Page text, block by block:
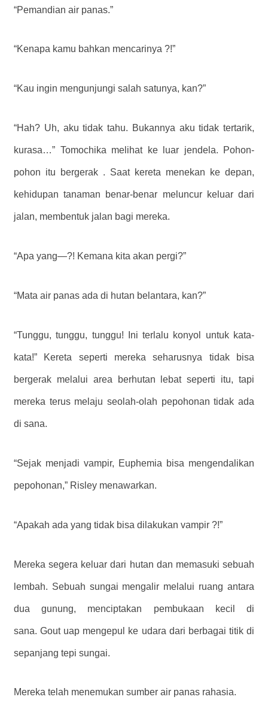
“Pemandian air panas.”
“Kenapa kamu bahkan mencarinya ?!”
“Kau ingin mengunjungi salah satunya, kan?”
“Hah? Uh, aku tidak tahu. Bukannya aku tidak tertarik,
kurasa…” Tomochika melihat ke luar jendela. Pohon-
pohon itu bergerak . Saat kereta menekan ke depan,
kehidupan tanaman benar-benar meluncur keluar dari
jalan, membentuk jalan bagi mereka.
“Apa yang—?! Kemana kita akan pergi?”
“Mata air panas ada di hutan belantara, kan?”
“Tunggu, tunggu, tunggu! Ini terlalu konyol untuk kata-
kata!” Kereta seperti mereka seharusnya tidak bisa
bergerak melalui area berhutan lebat seperti itu, tapi
mereka terus melaju seolah-olah pepohonan tidak ada
di sana.
“Sejak menjadi vampir, Euphemia bisa mengendalikan
pepohonan,” Risley menawarkan.
“Apakah ada yang tidak bisa dilakukan vampir ?!”
Mereka segera keluar dari hutan dan memasuki sebuah
lembah. Sebuah sungai mengalir melalui ruang antara
dua gunung, menciptakan pembukaan kecil di
sana. Gout uap mengepul ke udara dari berbagai titik di
sepanjang tepi sungai.
Mereka telah menemukan sumber air panas rahasia.